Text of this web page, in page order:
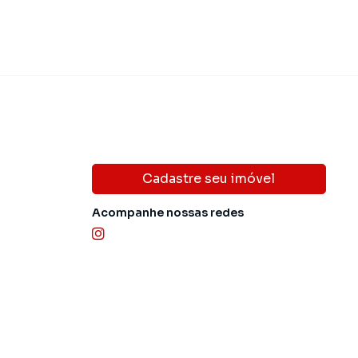
Cadastre seu imóvel
Acompanhe nossas redes